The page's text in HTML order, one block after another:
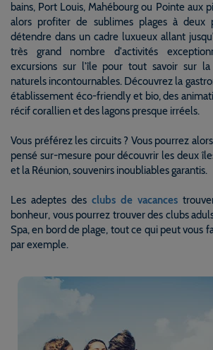
bains, Port Louis, Mahébourg ou Pointe aux
alors profiter de sublimes plages à deux
détendre dans un cadre luxueux allant
très grand nombre d'activités
excursions sur l'île pour tout savoir sur
naturels incontournables. Découvrez la
établissement éco-friendly et bio, des
récif corallien et des lagons presque irréels.
Vous préférez les circuits ? Vous pourrez
pensé sur-mesure pour découvrir les deux
et la Réunion, souvenirs inoubliables garantis.
Les adeptes des clubs de vacances
bonheur, vous pourrez trouver des clubs
Spa, en bord de plage, tout ce qui peut vous
par exemple.